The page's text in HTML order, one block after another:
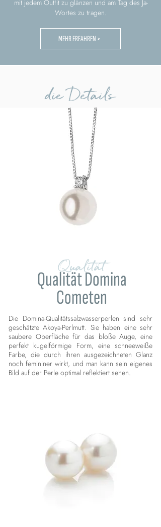
mit jedem Outfit zu glänzen und am Tag des Ja-
Wortes zu tragen.
MEHR ERFAHREN >
die Details
Qualität
Qualität Domina
Cometen
Die Domina-Qualitätssalzwasserperlen sind sehr
geschätzte Akoya-Perlmutt. Sie haben eine sehr
saubere Oberfläche für das bloße Auge, eine
perfekt kugelförmige Form, eine schneeweiße
Farbe, die durch ihren ausgezeichneten Glanz
noch femininer wirkt, und man kann sein eigenes
Bild auf der Perle optimal reflektiert sehen.